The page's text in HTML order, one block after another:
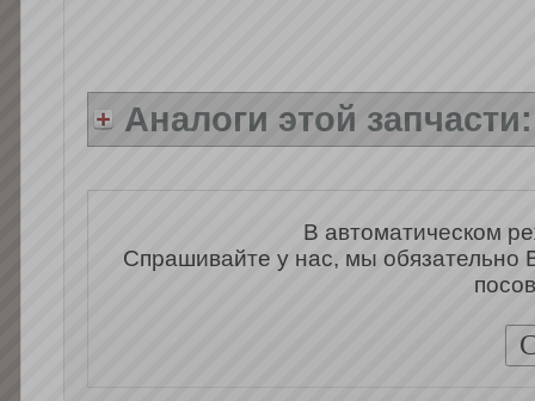
Аналоги этой
В автоматическом
Спрашивайте у нас, мы